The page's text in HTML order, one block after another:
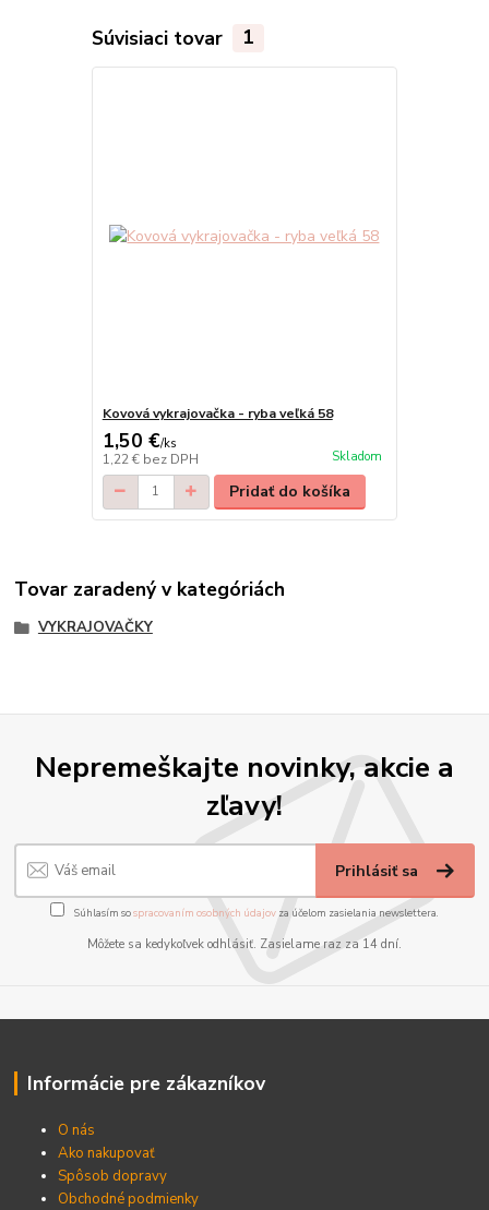
Súvisiaci tovar 1
Kovová vykrajovačka - ryba veľká 58
1,50 €/ks
1,22 € bez DPH Skladom
Pridať do košíka
Tovar zaradený v kategóriách
VYKRAJOVAČKY
Nepremeškajte novinky, akcie a
zľavy!
Prihlásiť sa
Súhlasím sospracovaním osobných údajov za účelom zasielania newslettera.
Môžete sa kedykoľvek odhlásiť. Zasielame raz za 14 dní.
Informácie pre zákazníkov
O nás
Ako nakupovať
Spôsob dopravy
Obchodné podmienky